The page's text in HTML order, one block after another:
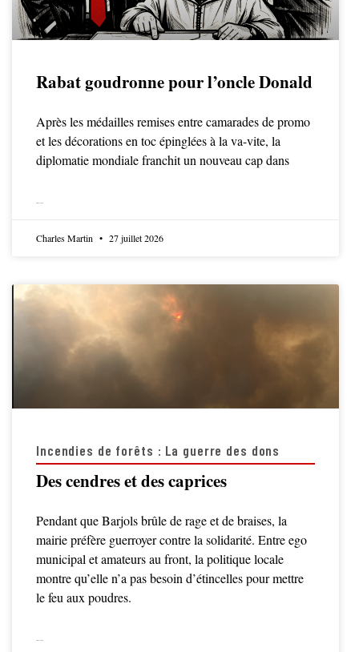
Rabat goudronne pour l’oncle Donald
Après les médailles remises entre camarades de promo
et les décorations en toc épinglées à la va-vite, la
diplomatie mondiale franchit un nouveau cap dans
Charles Martin 27 juillet 2026
Incendies de forêts : La guerre des dons
Des cendres et des caprices
Pendant que Barjols brûle de rage et de braises, la
mairie préfère guerroyer contre la solidarité. Entre ego
municipal et amateurs au front, la politique locale
montre qu’elle n’a pas besoin d’étincelles pour mettre
le feu aux poudres.